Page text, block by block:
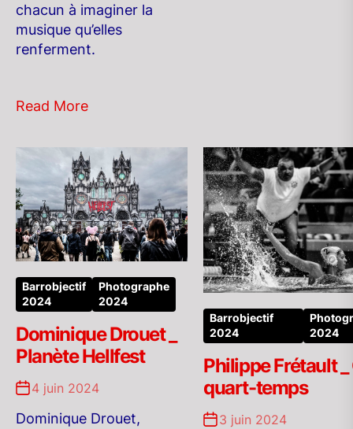
chacun à imaginer la
musique qu’elles
renferment.
Read More
Barrobjectif
2024
Photographe
2024
Dominique Drouet _
Planète Hellfest
4 juin 2024
Dominique Drouet,
Barrobjectif
2024
2024
Philippe Frétault
quart-temps
3 juin 2024